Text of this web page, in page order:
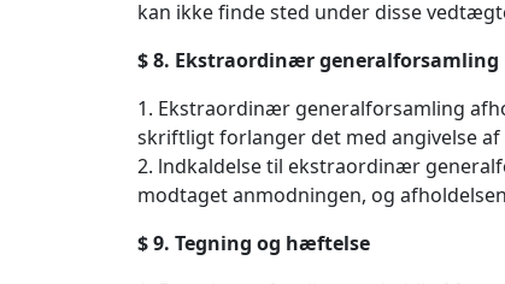
kan ikke finde sted under disse
$ 8. Ekstraordinær generalforsamling
1. Ekstraordinær generalforsamling
skriftligt forlanger det med angivelse
2. lndkaldelse til ekstraordinær
modtaget anmodningen, og
$ 9. Tegning og hæftelse